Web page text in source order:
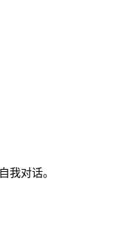
我对话。